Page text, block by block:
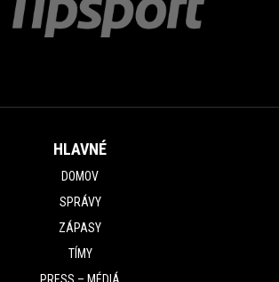
HLAVNÉ
DOMOV
SPRÁVY
ZÁPASY
TÍMY
PRESS – MÉDIÁ